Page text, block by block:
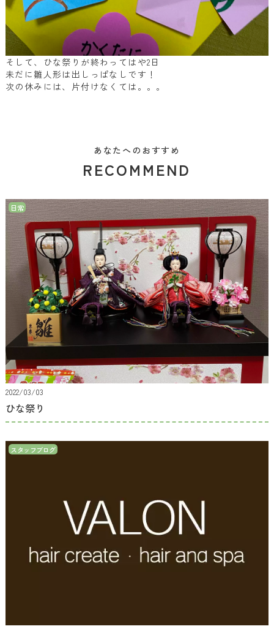
そして、ひな祭りが終わってはや2 日
未だに雛人形は出しっぱなしです！
次の休みには、片付けなくては。。。
あなたへのおすすめ
RECOMMEND
日常
2022/03/03
ひな祭り
スタッフブログ